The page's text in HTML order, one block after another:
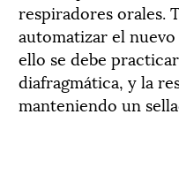
respiradores orales.
automatizar el
ello se debe
diafragmática, y la
manteniendo un